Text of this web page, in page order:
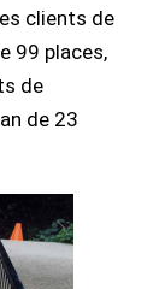
clients de
99 places,
de
de 23